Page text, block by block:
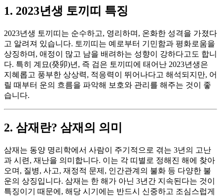
1. 2023년생 토끼띠 특징
2023년생 토끼띠는 순수하고, 영리하며, 온화한 성격을 가졌다
고 알려져 있습니다. 토끼띠는 예로부터 기민함과 평화로움을
상징하며, 애정이 많고 남을 배려하는 성향이 강하다고도 합니
다. 특히 계묘(癸卯)년, 즉 검은 토끼띠에 태어난 2023년생은
지혜롭고 풍부한 상상력, 적응력이 뛰어나다고 해석되지만, 어
릴 때부터 운의 흐름을 파악해 보호와 관리를 해주는 것이 좋
습니다.
2. 삼재란? 삼재의 의미
삼재는 동양 명리학에서 사람이 주기적으로 겪는 3년의 고난
과 시련, 재난을 의미합니다. 이는 각 띠별로 정해진 해에 찾아
오며, 질병, 사고, 재정적 문제, 인간관계의 불화 등 다양한 불
운의 상징입니다. 삼재는 한 해가 아닌 3년간 지속된다는 것이
특징이기 때문에, 해당 시기에는 반드시 신중하고 조심스럽게